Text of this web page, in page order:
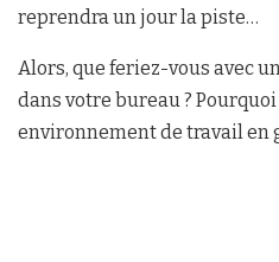
reprendra un jour la piste…
Alors, que feriez-vous avec
dans votre bureau ?
environnement de travail en